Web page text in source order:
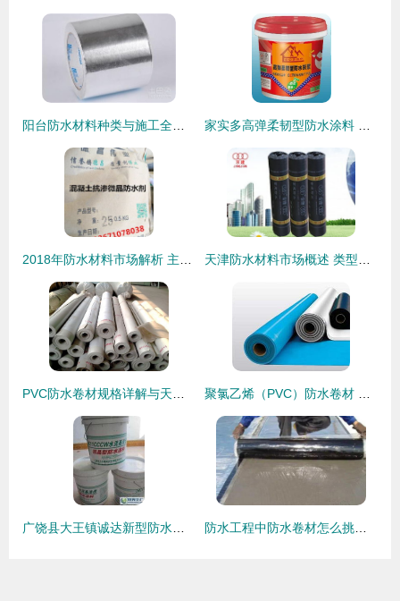
阳台防水材料种类与施工全攻略 家实多高弹柔韧型防水涂料 守护屋顶的坚韧卫士
2018年防水材料市场解析 主流产品价格参考与供应批发指南 天津防水材料市场概述 类型、应用与选购指南
PVC防水卷材规格详解与天元防水材料市场优惠指南 聚氯乙烯（PVC）防水卷材 山东寿光利民防水的卓越选择
广饶县大王镇诚达新型防水材料厂销售部 专注品质，服务全球的防水材料专家 防水工程中防水卷材怎么挑选？关键因素与选购指南